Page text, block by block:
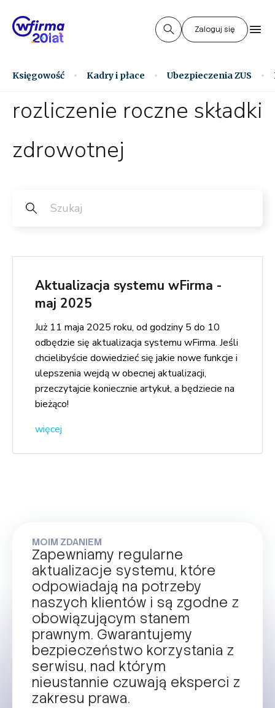
Zaloguj się
Księgowość Kadry i płace Ubezpieczenia ZUS
rozliczenie roczne składki
zdrowotnej
Aktualizacja systemu wFirma -
maj 2025
Już 11 maja 2025 roku, od godziny 5 do 10
odbędzie się aktualizacja systemu wFirma. Jeśli
chcielibyście dowiedzieć się jakie nowe funkcje i
ulepszenia wejdą w obecnej aktualizacji,
przeczytajcie koniecznie artykuł, a będziecie na
bieżąco!
więcej
MOIM ZDANIEM
Zapewniamy regularne
aktualizacje systemu, które
odpowiadają na potrzeby
naszych klientów i są zgodne z
obowiązującym stanem
prawnym. Gwarantujemy
bezpieczeństwo korzystania z
serwisu, nad którym
nieustannie czuwają eksperci z
zakresu prawa.